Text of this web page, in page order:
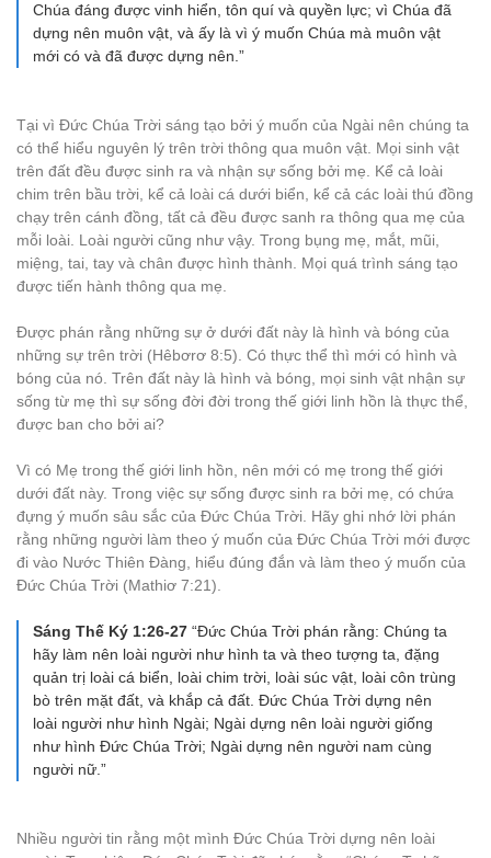
Chúa đáng được vinh hiển, tôn quí và quyền lực; vì Chúa đã
dựng nên muôn vật, và ấy là vì ý muốn Chúa mà muôn vật
mới có và đã được dựng nên.”
Tại vì Đức Chúa Trời sáng tạo bởi ý muốn của Ngài nên chúng ta
có thể hiểu nguyên lý trên trời thông qua muôn vật. Mọi sinh vật
trên đất đều được sinh ra và nhận sự sống bởi mẹ. Kể cả loài
chim trên bầu trời, kể cả loài cá dưới biển, kể cả các loài thú đồng
chạy trên cánh đồng, tất cả đều được sanh ra thông qua mẹ của
mỗi loài. Loài người cũng như vậy. Trong bụng mẹ, mắt, mũi,
miệng, tai, tay và chân được hình thành. Mọi quá trình sáng tạo
được tiến hành thông qua mẹ.
Được phán rằng những sự ở dưới đất này là hình và bóng của
những sự trên trời (Hêbơrơ 8:5). Có thực thể thì mới có hình và
bóng của nó. Trên đất này là hình và bóng, mọi sinh vật nhận sự
sống từ mẹ thì sự sống đời đời trong thế giới linh hồn là thực thể,
được ban cho bởi ai?
Vì có Mẹ trong thế giới linh hồn, nên mới có mẹ trong thế giới
dưới đất này. Trong việc sự sống được sinh ra bởi mẹ, có chứa
đựng ý muốn sâu sắc của Đức Chúa Trời. Hãy ghi nhớ lời phán
rằng những người làm theo ý muốn của Đức Chúa Trời mới được
đi vào Nước Thiên Đàng, hiểu đúng đắn và làm theo ý muốn của
Đức Chúa Trời (Mathiơ 7:21).
Sáng Thế Ký 1:26-27 “Ðức Chúa Trời phán rằng: Chúng ta
hãy làm nên loài người như hình ta và theo tượng ta, đặng
quản trị loài cá biển, loài chim trời, loài súc vật, loài côn trùng
bò trên mặt đất, và khắp cả đất. Ðức Chúa Trời dựng nên
loài người như hình Ngài; Ngài dựng nên loài người giống
như hình Ðức Chúa Trời; Ngài dựng nên người nam cùng
người nữ.”
Nhiều người tin rằng một mình Đức Chúa Trời dựng nên loài